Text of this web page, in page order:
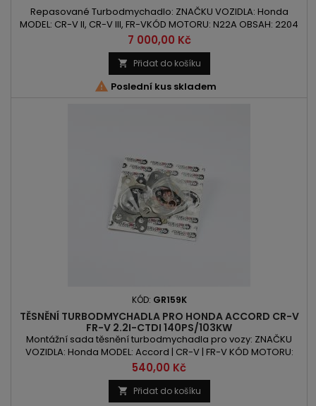
Repasované Turbodmychadlo: ZNAČKU VOZIDLA: Honda
MODEL: CR-V II, CR-V III, FR-VKÓD MOTORU: N22A OBSAH: 2204
ccm 2.2i-CTDi VÝKON: 103kW/140PS ROK VÝROBY: 2005 -
Cena
7 000,00 Kč
 Přidat do košíku
 Poslední kus skladem
KÓD: GR159K
TĚSNĚNÍ TURBODMYCHADLA PRO HONDA ACCORD CR-V
FR-V 2.2I-CTDI 140PS/103KW
Montážní sada těsnění turbodmychadla pro vozy: ZNAČKU
VOZIDLA: Honda MODEL: Accord | CR-V | FR-V KÓD MOTORU:
N22A | N22A2 OBSAH: 2204 ccm 2.2i-CTDi VÝKON: 140PS |
103kW
Cena
540,00 Kč
 Přidat do košíku